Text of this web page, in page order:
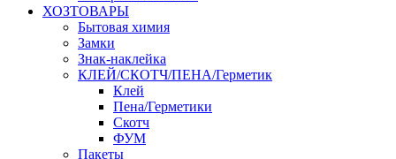
ХОЗТОВАРЫ
Бытовая химия
Замки
Знак-наклейка
КЛЕЙ/СКОТЧ/ПЕНА/Герметик
Клей
Пена/Герметики
Скотч
ФУМ
Пакеты